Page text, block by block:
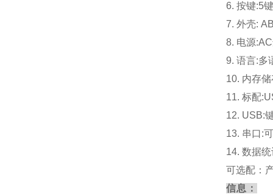
6. 按键:5
7. 外壳:
8. 电源
9. 语言:多
10. 内存
11. 标配
12. USB:
13. 串口:
14. 数据
可选配：
信息：